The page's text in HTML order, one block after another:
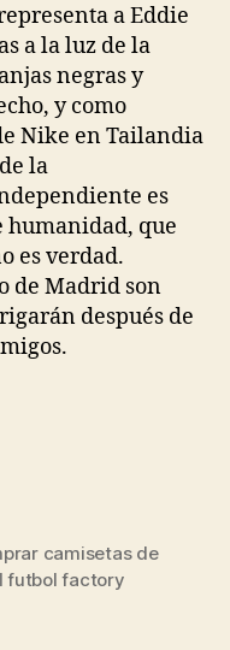
a Eddie
a la luz de la
negras y
y como
Nike en Tailandia
la
es
humanidad, que
es verdad.
de Madrid son
después de
camisetas de
futbol factory